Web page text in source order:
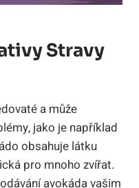
Stravy
a může
jako je například
obsahuje látku
pro mnoho zvířat.
avokáda vašim